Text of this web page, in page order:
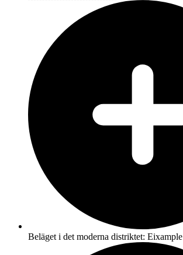
Beläget i det moderna distriktet: Eixample